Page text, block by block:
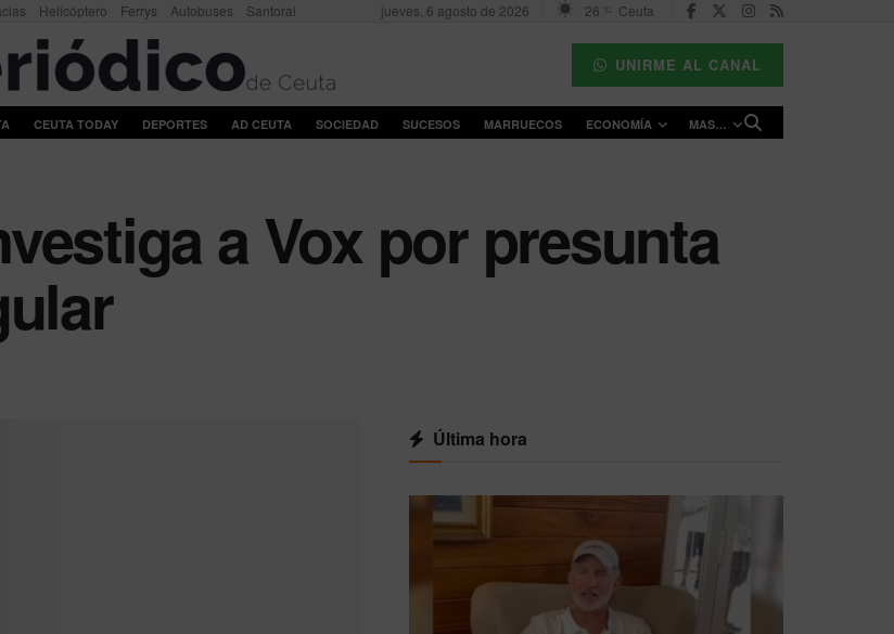
Helicóptero Ferrys Autobuses Santoral jueves, 6 agosto de 2026 26 °C Ceuta
UNIRME AL CANAL
CEUTA TODAY DEPORTES AD CEUTA SOCIEDAD SUCESOS MARRUECOS ECONOMÍA MAS…
a Vox por presunta
Última hora